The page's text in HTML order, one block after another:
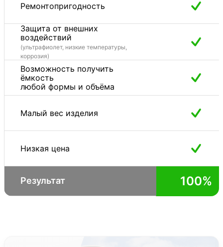
Ремонтопригодность
Защита от внешних
воздействий
(ультрафиолет, низкие температуры,
коррозия)
Возможность получить
ёмкость
любой формы и объёма
Малый вес изделия
Низкая цена
Результат 100%